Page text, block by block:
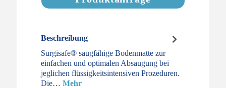
Beschreibung
Surgisafe® saugfähige Bodenmatte zur
einfachen und optimalen Absaugung bei
jeglichen flüssigkeitsintensiven Prozeduren.
Die… Mehr